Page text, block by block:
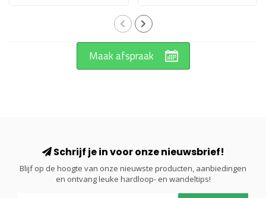
Maak afspraak
Schrijf je in voor onze nieuwsbrief!
Blijf op de hoogte van onze nieuwste producten, aanbiedingen
en ontvang leuke hardloop- en wandeltips!